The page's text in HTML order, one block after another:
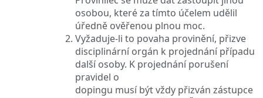
osobou, které za tímto účelem udělil
úředně ověřenou plnou moc.
Vyžaduje-li to povaha provinění, přizve
disciplinární orgán k projednání případu
další osoby. K projednání porušení
pravidel o
dopingu musí být vždy přizván zástupce